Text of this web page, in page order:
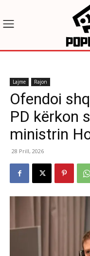
Lajme Rajon
Ofendoi
PD kërkon
ministrin
28 Prill, 2026